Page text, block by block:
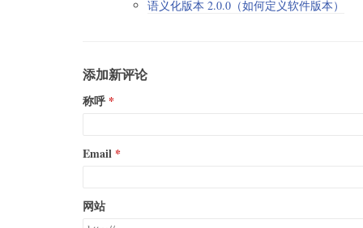
语义化版本 2.0.0（如何定义软件版本）
添加新评论
称呼
Email
网站